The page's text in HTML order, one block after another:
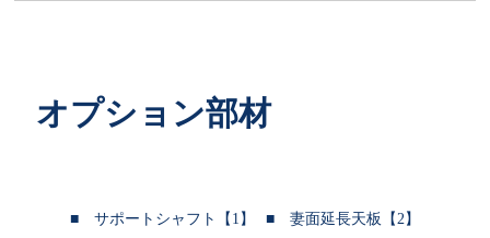
オプション部材
■ サポートシャフト【1】 ■ 妻面延長天板【2】